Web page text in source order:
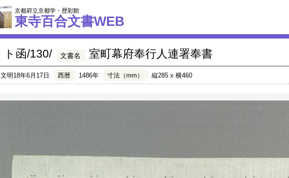
京都府立京都学・歴彩館
東寺百合文書WEB
ト函/130/ 文書名 室町幕府奉行人連署奉書
文明18年6月17日 西暦 1486年 寸法（mm） 縦285 x 横460